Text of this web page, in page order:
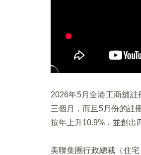
2026年5月全港工商舖
三個月，而且5月份的註
按年上升10.9%，並創出
美聯集團行政總裁（住